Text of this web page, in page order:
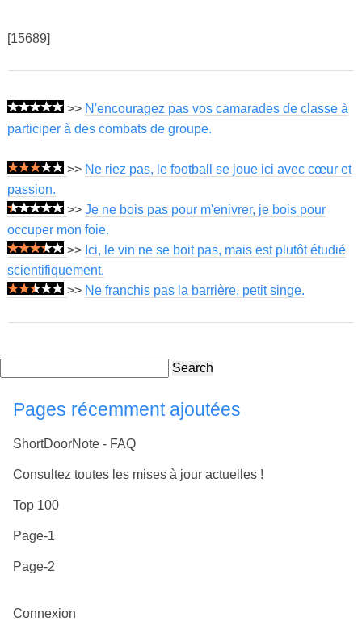
[15689]
>> N'encouragez pas vos camarades de classe à
participer à des combats de groupe.
>> Ne riez pas, le football se joue ici avec cœur et
passion.
>> Je ne bois pas pour m'enivrer, je bois pour
occuper mon foie.
>> Ici, le vin ne se boit pas, mais est plutôt étudié
scientifiquement.
>> Ne franchis pas la barrière, petit singe.
Search
Pages récemment ajoutées
ShortDoorNote - FAQ
Consultez toutes les mises à jour actuelles !
Top 100
Page-1
Page-2
Connexion